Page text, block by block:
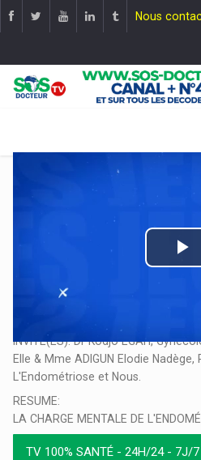
Nous
INVITE(ES): Dr Kodjo EGAH,
Elle & Mme ADIGUN Elodie
L'Endométriose et Nous.
RESUME:
LA CHARGE MENTALE DE
TV 100% SANTÉ - 24H/24 - 7J/7